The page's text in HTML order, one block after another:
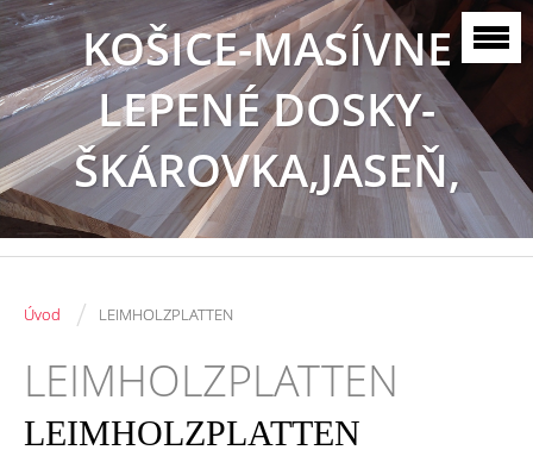
KOŠICE-MASÍVNE
LEPENÉ DOSKY-
ŠKÁROVKA,JASEŇ,
BUK, DUB
Úvod / LEIMHOLZPLATTEN
LEIMHOLZPLATTEN
LEIMHOLZPLATTEN